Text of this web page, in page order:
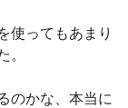
使ってもあまり
のかな、本当に